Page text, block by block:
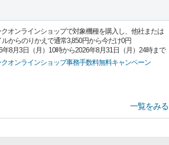
オンラインショップで対象機種を購入し、他社または
ルからのりかえで通常3,850円から今だけ0円
年8月3日（月）10時から2026年8月31日（月）24時まで
オンラインショップ事務手数料無料キャンペーン
一覧をみる